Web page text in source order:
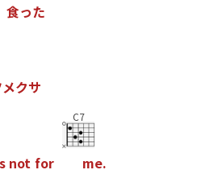
食った
メクサ
s not for
C7
me.